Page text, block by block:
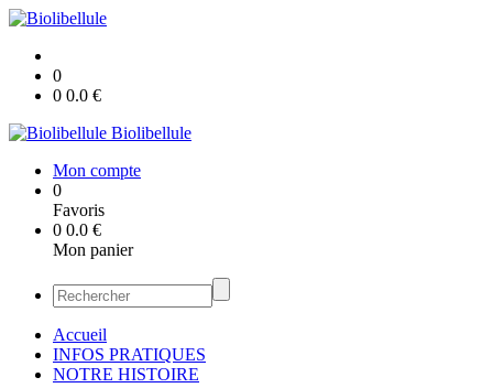
0
0 0.0 €
Biolibellule
Mon compte
0
Favoris
0 0.0 €
Mon panier
Accueil
INFOS PRATIQUES
NOTRE HISTOIRE